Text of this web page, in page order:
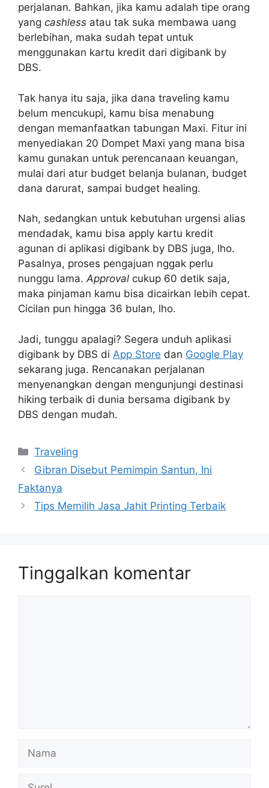
perjalanan. Bahkan, jika kamu adalah tipe orang
yang cashless atau tak suka membawa uang
berlebihan, maka sudah tepat untuk
menggunakan kartu kredit dari digibank by
DBS.
Tak hanya itu saja, jika dana traveling kamu
belum mencukupi, kamu bisa menabung
dengan memanfaatkan tabungan Maxi. Fitur ini
menyediakan 20 Dompet Maxi yang mana bisa
kamu gunakan untuk perencanaan keuangan,
mulai dari atur budget belanja bulanan, budget
dana darurat, sampai budget healing.
Nah, sedangkan untuk kebutuhan urgensi alias
mendadak, kamu bisa apply kartu kredit
agunan di aplikasi digibank by DBS juga, lho.
Pasalnya, proses pengajuan nggak perlu
nunggu lama.Approval cukup 60 detik saja,
maka pinjaman kamu bisa dicairkan lebih cepat.
Cicilan pun hingga 36 bulan, lho.
Jadi, tunggu apalagi? Segera unduh aplikasi
digibank by DBS di App Store dan Google Play
sekarang juga. Rencanakan perjalanan
menyenangkan dengan mengunjungi destinasi
hiking terbaik di dunia bersama digibank by
DBS dengan mudah.
Kategori
Traveling
Gibran Disebut Pemimpin Santun, Ini
Faktanya
Tips Memilih Jasa Jahit Printing Terbaik
Tinggalkan komentar